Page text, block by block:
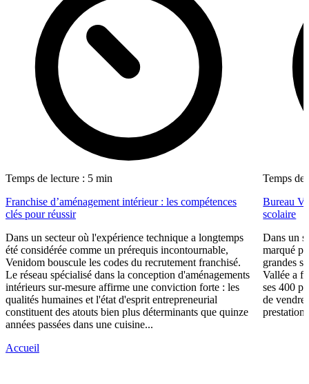
Temps de lecture : 5 min
Franchise d’aménagement intérieur : les compétences
clés pour réussir
Dans un secteur où l'expérience technique a longtemps
été considérée comme un prérequis incontournable,
Venidom bouscule les codes du recrutement franchisé.
Le réseau spécialisé dans la conception d'aménagements
intérieurs sur-mesure affirme une conviction forte : les
qualités humaines et l'état d'esprit entrepreneurial
constituent des atouts bien plus déterminants que quinze
années passées dans une cuisine...
Temps de
Bureau
scolaire
Dans un
marqué
grandes
Vallée a
ses 400
de vendre
Accueil